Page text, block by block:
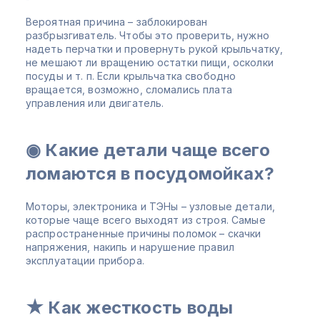
Вероятная причина – заблокирован
разбрызгиватель. Чтобы это проверить, нужно
надеть перчатки и провернуть рукой крыльчатку,
не мешают ли вращению остатки пищи, осколки
посуды и т. п. Если крыльчатка свободно
вращается, возможно, сломались плата
управления или двигатель.
◉ Какие детали чаще всего
ломаются в посудомойках?
Моторы, электроника и ТЭНы – узловые детали,
которые чаще всего выходят из строя. Самые
распространенные причины поломок – скачки
напряжения, накипь и нарушение правил
эксплуатации прибора.
★ Как жесткость воды